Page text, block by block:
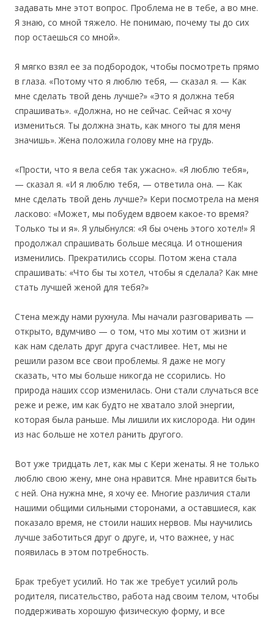
задавать мне этот вопрос. Проблема не в тебе, а во мне.
Я знаю, со мной тяжело. Не понимаю, почему ты до сих
пор остаешься со мной».
Я мягко взял ее за подбородок, чтобы посмотреть прямо
в глаза. «Потому что я люблю тебя, — сказал я. — Как
мне сделать твой день лучше?» «Это я должна тебя
спрашивать». «Должна, но не сейчас. Сейчас я хочу
измениться. Ты должна знать, как много ты для меня
значишь». Жена положила голову мне на грудь.
«Прости, что я вела себя так ужасно». «Я люблю тебя»,
— сказал я. «И я люблю тебя, — ответила она. — Как
мне сделать твой день лучше?» Кери посмотрела на меня
ласково: «Может, мы побудем вдвоем какое-то время?
Только ты и я». Я улыбнулся: «Я бы очень этого хотел!» Я
продолжал спрашивать больше месяца. И отношения
изменились. Прекратились ссоры. Потом жена стала
спрашивать: «Что бы ты хотел, чтобы я сделала? Как мне
стать лучшей женой для тебя?»
Стена между нами рухнула. Мы начали разговаривать —
открыто, вдумчиво — о том, что мы хотим от жизни и
как нам сделать друг друга счастливее. Нет, мы не
решили разом все свои проблемы. Я даже не могу
сказать, что мы больше никогда не ссорились. Но
природа наших ссор изменилась. Они стали случаться все
реже и реже, им как будто не хватало злой энергии,
которая была раньше. Мы лишили их кислорода. Ни один
из нас больше не хотел ранить другого.
Вот уже тридцать лет, как мы с Кери женаты. Я не только
люблю свою жену, мне она нравится. Мне нравится быть
с ней. Она нужна мне, я хочу ее. Многие различия стали
нашими общими сильными сторонами, а оставшиеся, как
показало время, не стоили наших нервов. Мы научились
лучше заботиться друг о друге, и, что важнее, у нас
появилась в этом потребность.
Брак требует усилий. Но так же требует усилий роль
родителя, писательство, работа над своим телом, чтобы
поддерживать хорошую физическую форму, и все